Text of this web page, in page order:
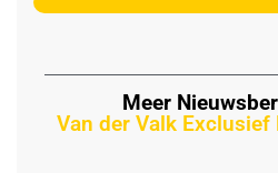
Meer
Van der Valk